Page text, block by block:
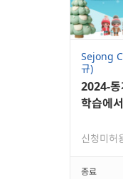
Sejong
규)
2024-동
학습에
신청미허
종료